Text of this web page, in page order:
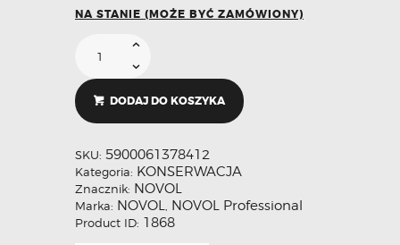
NA STANIE (MOŻE BYĆ ZAMÓWIONY)
DODAJ DO KOSZYKA
SKU: 5900061378412
Kategoria: KONSERWACJA
Znacznik: NOVOL
Marka: NOVOL NOVOL Professional
Product ID: 1868